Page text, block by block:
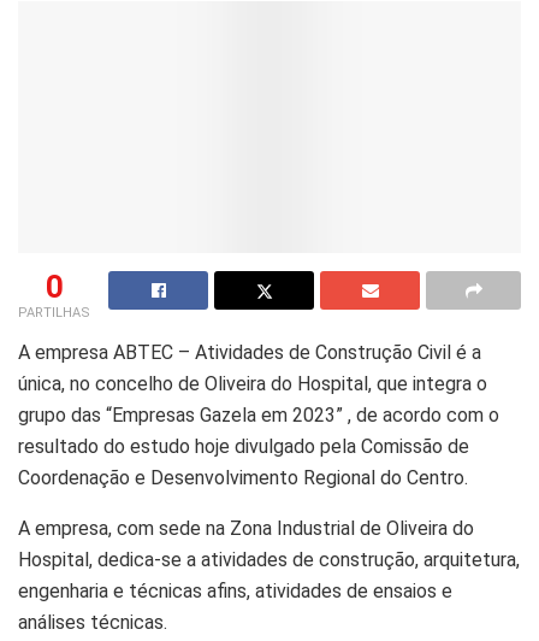
0
PARTILHAS
A empresa ABTEC – Atividades de Construção Civil é a
única, no concelho de Oliveira do Hospital, que integra o
grupo das “Empresas Gazela em 2023” , de acordo com o
resultado do estudo hoje divulgado pela Comissão de
Coordenação e Desenvolvimento Regional do Centro.
A empresa, com sede na Zona Industrial de Oliveira do
Hospital, dedica-se a atividades de construção, arquitetura,
engenharia e técnicas afins, atividades de ensaios e
análises técnicas.